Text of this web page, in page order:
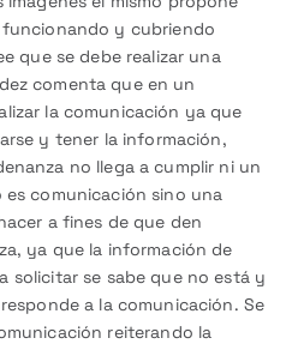
y cubriendo
que se debe realizar una
comenta que en un
la comunicación ya que
y tener la información,
no llega a cumplir ni un
comunicación sino una
a fines de que den
ya que la información de
solicitar se sabe que no está y
a la comunicación. Se
reiterando la